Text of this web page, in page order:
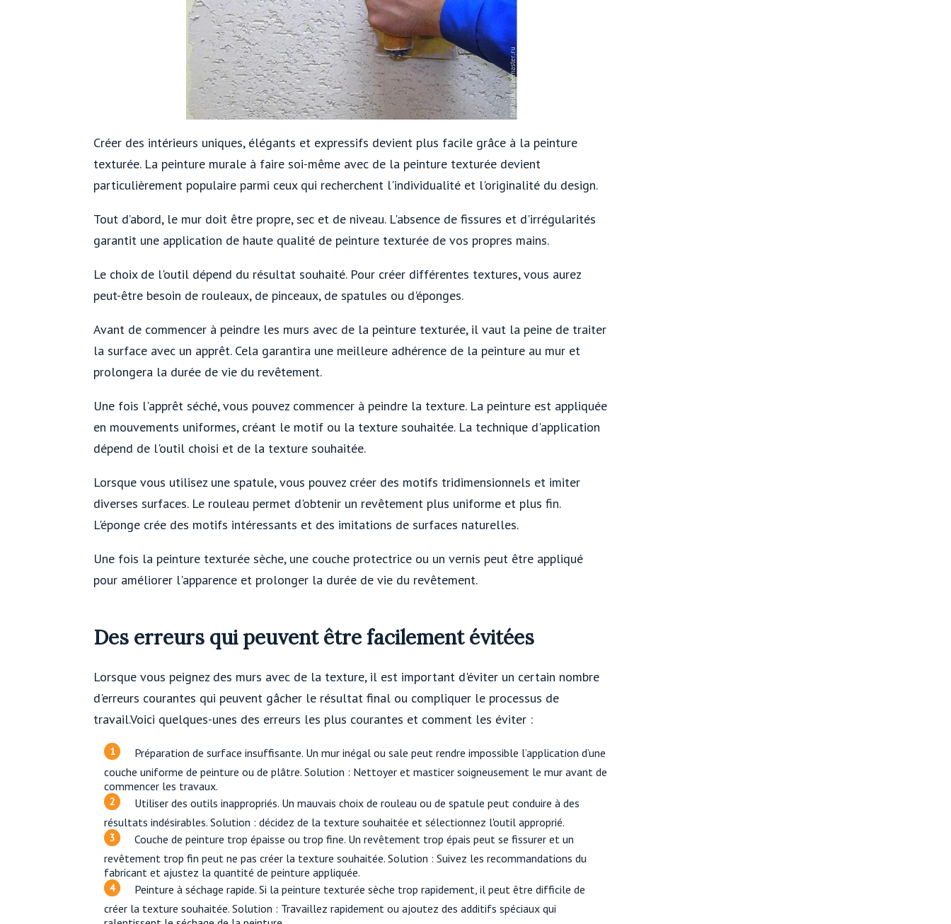
Créer des intérieurs uniques, élégants et expressifs devient plus facile grâce à la peinture
texturée. La peinture murale à faire soi-même avec de la peinture texturée devient
particulièrement populaire parmi ceux qui recherchent l'individualité et l'originalité du design.
Tout d’abord, le mur doit être propre, sec et de niveau. L'absence de fissures et d'irrégularités
garantit une application de haute qualité de peinture texturée de vos propres mains.
Le choix de l'outil dépend du résultat souhaité. Pour créer différentes textures, vous aurez
peut-être besoin de rouleaux, de pinceaux, de spatules ou d'éponges.
Avant de commencer à peindre les murs avec de la peinture texturée, il vaut la peine de traiter
la surface avec un apprêt. Cela garantira une meilleure adhérence de la peinture au mur et
prolongera la durée de vie du revêtement.
Une fois l'apprêt séché, vous pouvez commencer à peindre la texture. La peinture est appliquée
en mouvements uniformes, créant le motif ou la texture souhaitée. La technique d'application
dépend de l'outil choisi et de la texture souhaitée.
Lorsque vous utilisez une spatule, vous pouvez créer des motifs tridimensionnels et imiter
diverses surfaces. Le rouleau permet d'obtenir un revêtement plus uniforme et plus fin.
L'éponge crée des motifs intéressants et des imitations de surfaces naturelles.
Une fois la peinture texturée sèche, une couche protectrice ou un vernis peut être appliqué
pour améliorer l'apparence et prolonger la durée de vie du revêtement.
Des erreurs qui peuvent être facilement évitées
Lorsque vous peignez des murs avec de la texture, il est important d'éviter un certain nombre
d'erreurs courantes qui peuvent gâcher le résultat final ou compliquer le processus de
travail.Voici quelques-unes des erreurs les plus courantes et comment les éviter :
Préparation de surface insuffisante. Un mur inégal ou sale peut rendre impossible l’application d’une
couche uniforme de peinture ou de plâtre. Solution : Nettoyer et masticer soigneusement le mur avant de
commencer les travaux.
Utiliser des outils inappropriés. Un mauvais choix de rouleau ou de spatule peut conduire à des
résultats indésirables. Solution : décidez de la texture souhaitée et sélectionnez l'outil approprié.
Couche de peinture trop épaisse ou trop fine. Un revêtement trop épais peut se fissurer et un
revêtement trop fin peut ne pas créer la texture souhaitée. Solution : Suivez les recommandations du
fabricant et ajustez la quantité de peinture appliquée.
Peinture à séchage rapide. Si la peinture texturée sèche trop rapidement, il peut être difficile de
créer la texture souhaitée. Solution : Travaillez rapidement ou ajoutez des additifs spéciaux qui